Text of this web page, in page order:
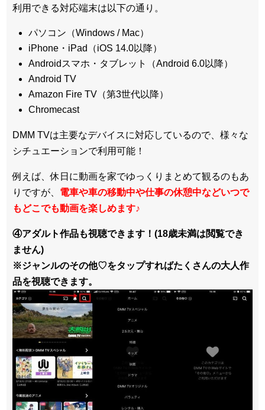
利用できる対応端末は以下の通り。
パソコン（Windows / Mac）
iPhone・iPad（iOS 14.0以降）
Androidスマホ・タブレット（Android 6.0以降）
Android TV
Amazon Fire TV（第3世代以降）
Chromecast
DMM TVは主要なデバイスに対応しているので、 様々な
シチュエーションで利用可能！
例えば、休日に動画を家でゆっくりまとめて観るのもあ
りですが、 電車や車の移動中や仕事の休憩中などいつで
もどこでも動画を楽しめます♪
④アダルト作品も視聴できます！(18歳未満は閲覧でき
ません)
※ジャンルのその他♡をタップすればたくさんの大人作
品を視聴できます。